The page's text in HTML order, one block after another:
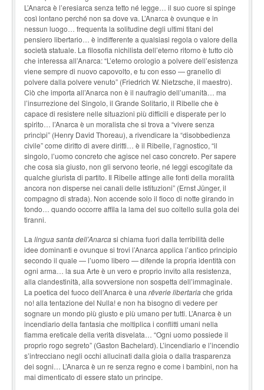
L’Anarca è l’eresiarca senza tetto né legge… il suo cuore si spinge
così lontano perché non sa dove va. L’Anarca è ovunque e in
nessun luogo… frequenta la solitudine degli ultimi titani del
pensiero libertario… è indifferente a qualsiasi regola o valore della
società statuale. La filosofia nichilista dell’eterno ritorno è tutto ciò
che interessa all’Anarca: “L’eterno orologio a polvere dell’esistenza
viene sempre di nuovo capovolto, e tu con esso — granello di
polvere dalla polvere venuto” (Friedrich W. Nietzsche, il maestro).
Ciò che importa all’Anarca non è il naufragio dell’umanità… ma
l’insurrezione del Singolo, il Grande Solitario, il Ribelle che è
capace di resistere nelle situazioni più difficili e disperate per lo
spirito… l’Anarca è un moralista che si trova a “vivere senza
princìpi” (Henry David Thoreau), a rivendicare la “disobbedienza
civile” come diritto di avere diritti… è il Ribelle, l’agnostico, “il
singolo, l’uomo concreto che agisce nel caso concreto. Per sapere
che cosa sia giusto, non gli servono teorie, né leggi escogitate da
qualche giurista di partito. Il Ribelle attinge alle fonti della moralità
ancora non disperse nei canali delle istituzioni” (Ernst Jünger, il
compagno di strada). Non accende solo il fioco di notte girando in
tondo… quando occorre affila la lama del suo coltello sulla gola dei
tiranni.
La lingua santa dell’Anarcasi chiama fuori dalla terribilità delle
idee dominanti e ovunque si trovi l’Anarca applica l’antico principio
secondo il quale — l’uomo libero — difende la propria identità con
ogni arma… la sua Arte è un vero e proprio invito alla resistenza,
alla clandestinità, alla sovversione non sospetta dell’immaginale.
La poetica del fuoco dell’Anarca è una rêverie libertariache grida
no! alla tentazione del Nulla! e non ha bisogno di vedere per
sognare un mondo più giusto e più umano per tutti. L’Anarca è un
incendiario della fantasia che moltiplica i conflitti umani nella
fiamma ereticale della verità disvelata… “Ogni uomo possiede il
proprio rogo segreto” (Gaston Bachelard). L’incendiario e l’incendio
s’intrecciano negli occhi allucinati dalla gioia o dalla trasparenza
dei sogni… L’Anarca è un re senza regno e come i bambini, non ha
mai dimenticato di essere stato un principe.